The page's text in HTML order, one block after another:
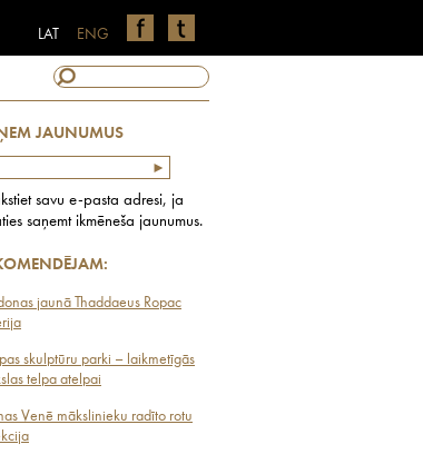
ENG
LAT
JAUNUMUS
savu e-pasta adresi, ja
saņemt ikmēneša jaunumus.
jaunā Thaddaeus Ropac
skulptūru parki – laikmetīgās
telpa atelpai
Venē mākslinieku radīto rotu